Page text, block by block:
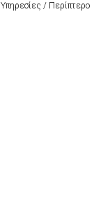
Υπηρεσίες / Περίπτερο